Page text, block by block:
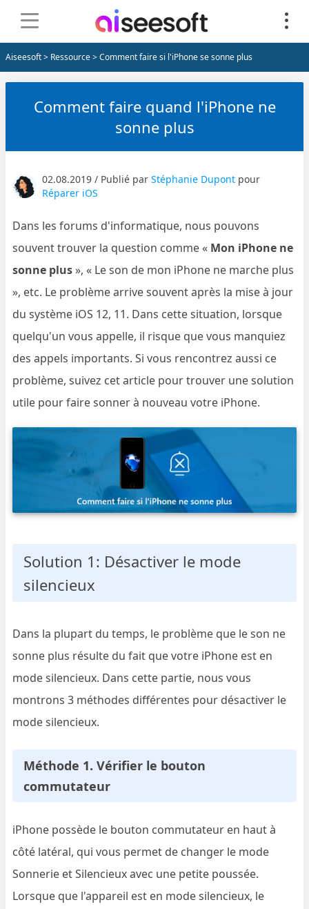
Aiseesoft> Ressource> Comment faire si l'iPhone se sonne plus
Comment faire quand l'iPhone ne
sonne plus
02.08.2019 / Publié parStéphanie Dupont pour
Réparer iOS
Dans les forums d'informatique, nous pouvons
souvent trouver la question comme « Mon iPhone ne
sonne plus », « Le son de mon iPhone ne marche plus
», etc. Le problème arrive souvent après la mise à jour
du système iOS 12, 11. Dans cette situation, lorsque
quelqu'un vous appelle, il risque que vous manquiez
des appels importants. Si vous rencontrez aussi ce
problème, suivez cet article pour trouver une solution
utile pour faire sonner à nouveau votre iPhone.
Solution 1: Désactiver le mode
silencieux
Dans la plupart du temps, le problème que le son ne
sonne plus résulte du fait que votre iPhone est en
mode silencieux. Dans cette partie, nous vous
montrons 3 méthodes différentes pour désactiver le
mode silencieux.
Méthode 1. Vérifier le bouton
commutateur
iPhone possède le bouton commutateur en haut à
côté latéral, qui vous permet de changer le mode
Sonnerie et Silencieux avec une petite poussée.
Lorsque que l'appareil est en mode silencieux, le